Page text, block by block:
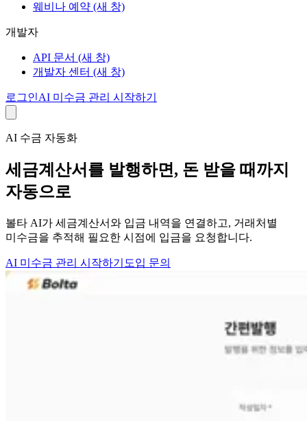
웨비나 예약 (새 창)
개발자
API 문서 (새 창)
개발자 센터 (새 창)
로그인AI 미수금 관리 시작하기
AI 수금 자동화
세금계산서를 발행하면, 돈 받을 때까지
자동으로
볼타 AI가 세금계산서와 입금 내역을 연결하고, 거래처별
미수금을 추적해 필요한 시점에 입금을 요청합니다.
AI 미수금 관리 시작하기 도입 문의